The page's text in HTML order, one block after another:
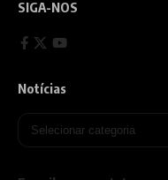
SIGA-NOS
Notícias